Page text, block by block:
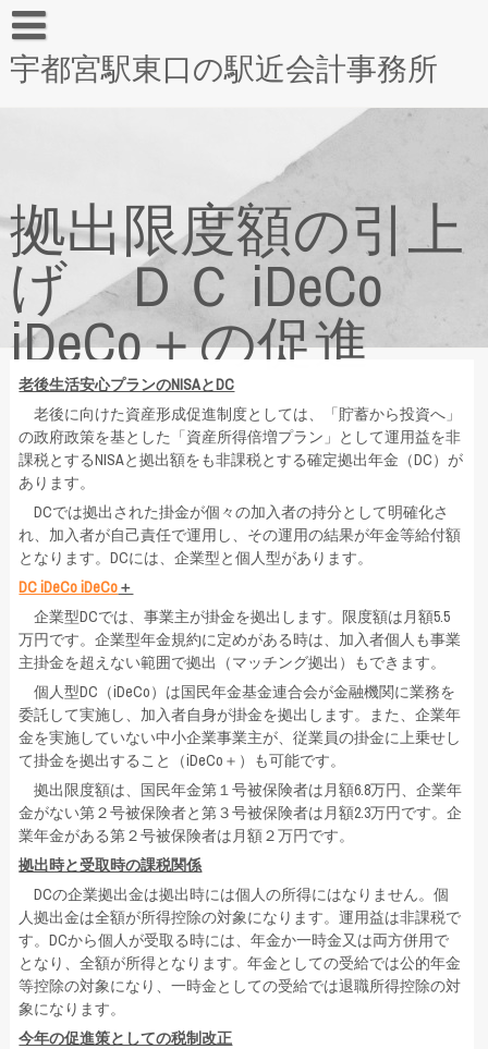
宇都宮駅東口の駅近会計事務所
拠出限度額の引上
げ ＤＣ iDeCo
iDeCo＋の促進
老後生活安心プランのNISAとDC
老後に向けた資産形成促進制度としては、「貯蓄から投資へ」
の政府政策を基とした「資産所得倍増プラン」として運用益を非
課税とするNISAと拠出額をも非課税とする確定拠出年金（DC）が
あります。
DCでは拠出された掛金が個々の加入者の持分として明確化さ
れ、加入者が自己責任で運用し、その運用の結果が年金等給付額
となります。DCには、企業型と個人型があります。
DC iDeCo iDeCo＋
企業型DCでは、事業主が掛金を拠出します。限度額は月額5.5
万円です。企業型年金規約に定めがある時は、加入者個人も事業
主掛金を超えない範囲で拠出（マッチング拠出）もできます。
個人型DC（iDeCo）は国民年金基金連合会が金融機関に業務を
委託して実施し、加入者自身が掛金を拠出します。また、企業年
金を実施していない中小企業事業主が、従業員の掛金に上乗せし
て掛金を拠出すること（iDeCo＋）も可能です。
拠出限度額は、国民年金第１号被保険者は月額6.8万円、企業年
金がない第２号被保険者と第３号被保険者は月額2.3万円です。企
業年金がある第２号被保険者は月額２万円です。
拠出時と受取時の課税関係
DCの企業拠出金は拠出時には個人の所得にはなりません。個
人拠出金は全額が所得控除の対象になります。運用益は非課税で
す。DCから個人が受取る時には、年金か一時金又は両方併用で
となり、全額が所得となります。年金としての受給では公的年金
等控除の対象になり、一時金としての受給では退職所得控除の対
象になります。
今年の促進策としての税制改正